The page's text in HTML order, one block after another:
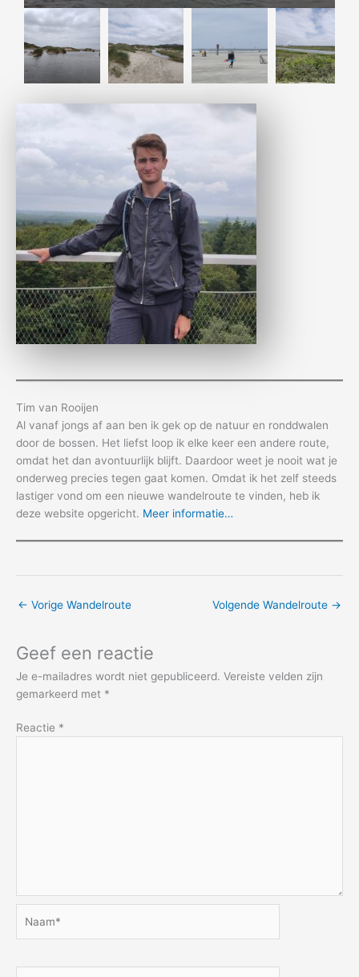
Tim van Rooijen
Al vanaf jongs af aan ben ik gek op de natuur en ronddwalen
door de bossen. Het liefst loop ik elke keer een andere route,
omdat het dan avontuurlijk blijft. Daardoor weet je nooit wat je
onderweg precies tegen gaat komen. Omdat ik het zelf steeds
lastiger vond om een nieuwe wandelroute te vinden, heb ik
deze website opgericht. Meer informatie…
← Vorige Wandelroute Volgende Wandelroute →
Geef een reactie
Je e-mailadres wordt niet gepubliceerd. Vereiste velden zijn
gemarkeerd met *
Reactie *